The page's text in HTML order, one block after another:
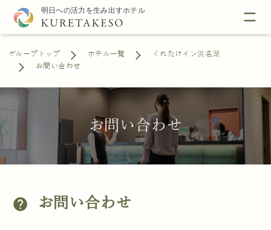
グループトップ ホテル一覧
くれたけイン浜名湖
お問い合わせ
お問い合わせ
help お問い合わせ